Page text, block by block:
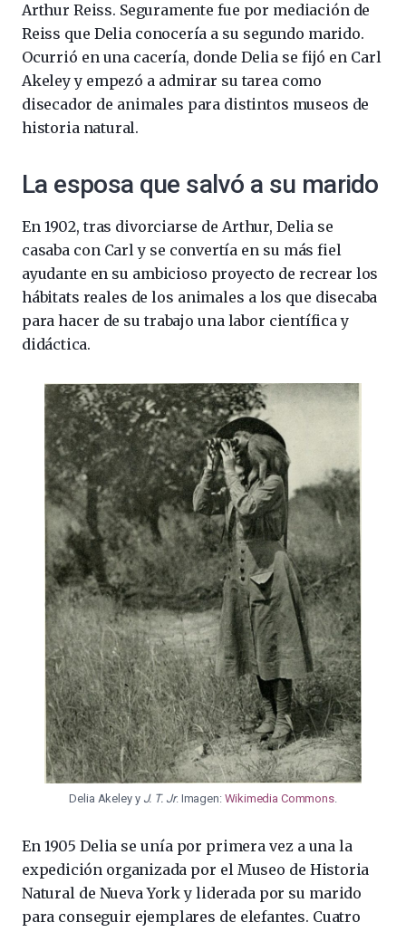
Arthur Reiss. Seguramente fue por mediación de
Reiss que Delia conocería a su segundo marido.
Ocurrió en una cacería, donde Delia se fijó en Carl
Akeley y empezó a admirar su tarea como
disecador de animales para distintos museos de
historia natural.
La esposa que salvó a su marido
En 1902, tras divorciarse de Arthur, Delia se
casaba con Carl y se convertía en su más fiel
ayudante en su ambicioso proyecto de recrear los
hábitats reales de los animales a los que disecaba
para hacer de su trabajo una labor científica y
didáctica.
Delia Akeley y J. T. Jr. Imagen: Wikimedia Commons.
En 1905 Delia se unía por primera vez a una la
expedición organizada por el Museo de Historia
Natural de Nueva York y liderada por su marido
para conseguir ejemplares de elefantes. Cuatro